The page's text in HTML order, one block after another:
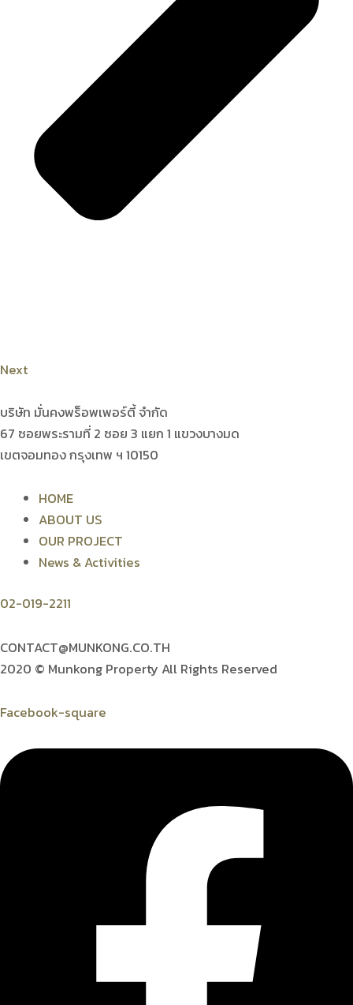
Next
บริษัท มั่นคงพร็อพเพอร์ตี้ จำกัด
67 ซอยพระรามที่ 2 ซอย 3 แยก 1 แขวงบางมด
เขตจอมทอง กรุงเทพ ฯ 10150
HOME
ABOUT US
OUR PROJECT
News & Activities
02-019-2211
CONTACT@MUNKONG.CO.TH
2020 © Munkong Property All Rights Reserved
Facebook-square